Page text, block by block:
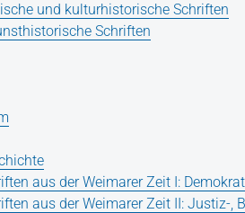
und kulturhistorische Schriften
Schriften
aus der Weimarer Zeit I:
aus der Weimarer Zeit II: Justiz-,